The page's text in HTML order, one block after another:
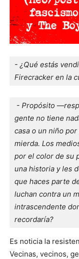
- ¿Qué estás
Firecracker en la
- Propósito
gente no tiene
casa o un niño
mierda. Los
por el color de su
una historia y les
que haces parte
luchan contra un
intrascendente
recordaría?
Es noticia la
Vecinas, vecinos,